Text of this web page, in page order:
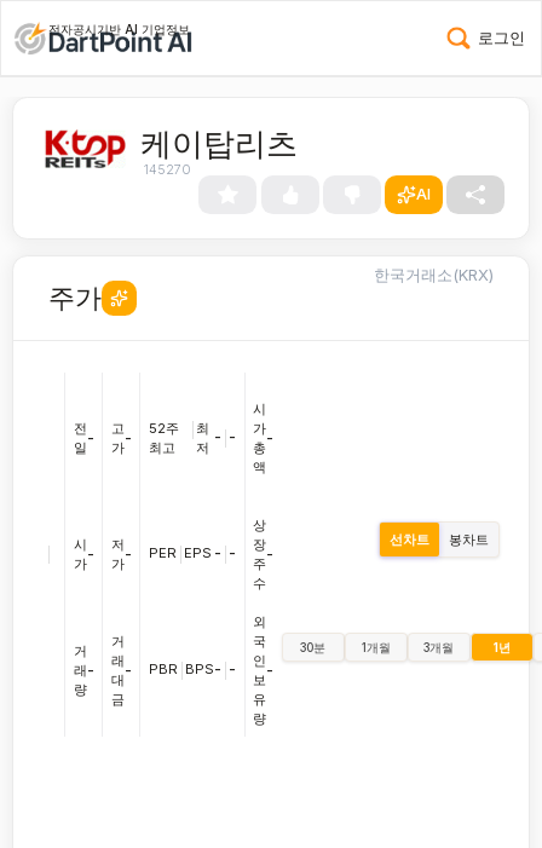
전자공시기반 AI 기업정보 로그인
케이탑리츠
145270
AI
주가
한국거래소(KRX)
전
일
-
시
가
-
거
래
량
-
고
가
-
저
가
-
거
래
대
금
-
52주
최고
최
저
- -
PER EPS - -
PBR BPS- -
시
가
총
액
-
상
장
주
수
-
외
국
인
보
유
량
-
선차트 봉차트
30분 1개월 3개월 1년